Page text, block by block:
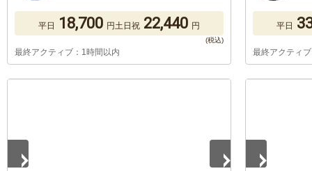
平日 18,700 円土日祝 22,440 円
最終アクティブ：1時間以内
平日
最終アクティ